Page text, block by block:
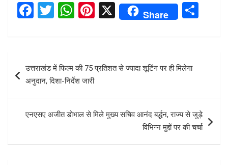
F
ce
o
o
k
T
tt
er
W
at
s
A
p
Pi
er
es
t
X Share
ar
navigation
उत्तराखंड में फिल्म की 75 प्रतिशत से ज्यादा शूटिंग पर ही मिलेगा
अनुदान, दिशा-निर्देश जारी
एनएसए अजीत डोभाल से मिले मुख्य सचिव आनंद बर्द्धन, राज्य से जुड़े
विभिन्न मुद्दों पर की चर्चा